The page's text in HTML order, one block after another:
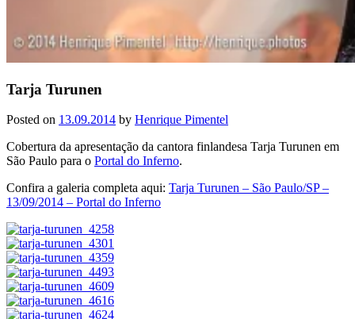
Tarja Turunen
Posted on 13.09.2014 by Henrique Pimentel
Cobertura da apresentação da cantora finlandesa Tarja Turunen em
São Paulo para o Portal do Inferno.
Confira a galeria completa aqui: Tarja Turunen – São Paulo/SP –
13/09/2014 – Portal do Inferno